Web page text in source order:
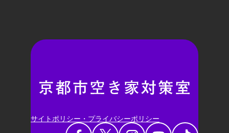
サイトポリシー・プライバシーポリシー